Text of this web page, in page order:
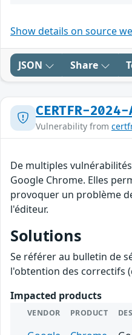
Show details on source
JSON Share
CERTFR-
Vulnerability from
De multiples
Google Chrome. Elles
provoquer un problème
l'éditeur.
Solutions
Se référer au bulletin de
l'obtention des correctifs
Impacted products
VENDOR PRODUCT